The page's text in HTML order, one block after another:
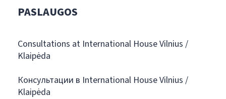
PASLAUGOS
Consultations at International House Vilnius /
Klaipėda
Консультации в International House Vilnius /
Klaipėda